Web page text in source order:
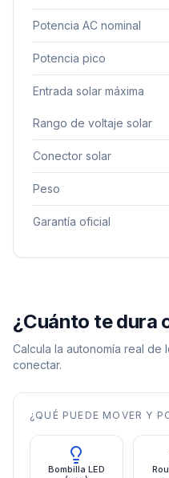
Potencia AC nominal
Potencia pico
Entrada solar máxima
Rango de voltaje solar
Conector solar
Peso
Garantía oficial
¿Cuánto te dura
Calcula la autonomía real de
conectar.
¿QUÉ PUEDE MOVER Y
Bombilla LED